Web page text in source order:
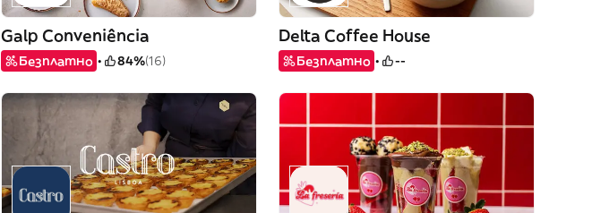
Galp Conveniência
Безплатно 84%(16)
Delta Coffee House
Безплатно --